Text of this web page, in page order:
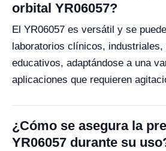
orbital YR06057?
El YR06057 es versátil y se
laboratorios clínicos,
educativos, adaptándose a una
aplicaciones que requieren
¿Cómo se asegura la
YR06057 durante su